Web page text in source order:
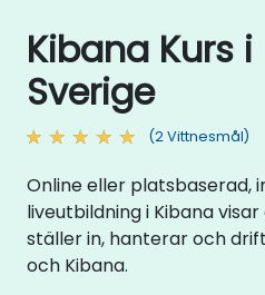
Kibana Kurs i
Sverige
(2 Vittnesmål)
Online eller platsbaserad,
liveutbildning i Kibana
ställer in, hanterar och
och Kibana.